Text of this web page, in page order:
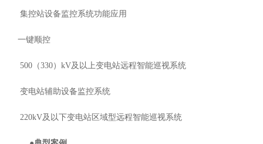
集控站设备监控系统功能应用
一键顺控
500（330）kV及以上变电站远程智能巡视系统
变电站辅助设备监控系统
220kV及以下变电站区域型远程智能巡视系统